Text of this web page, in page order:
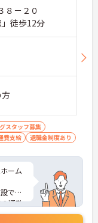
８－２０
徒歩12分
スタッフ募集
費支給 退職金制度あり
ーム
で一
通勤